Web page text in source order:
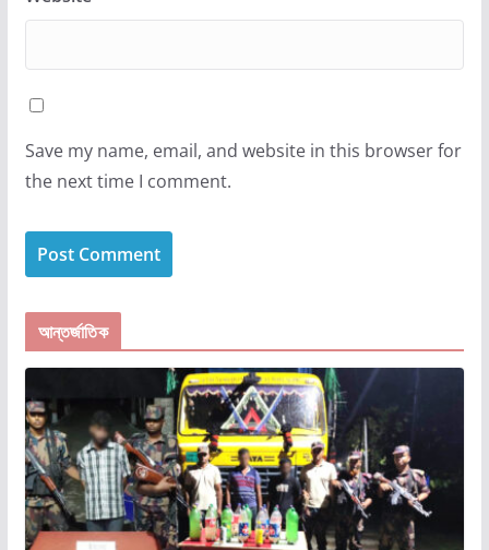
Save my name, email, and website in this browser for
the next time I comment.
আন্তর্জাতিক